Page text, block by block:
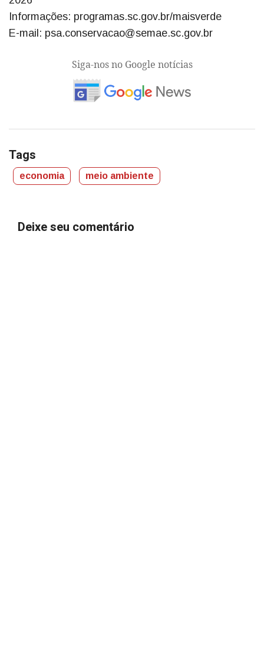
Informações: programas.sc.gov.br/maisverde
E-mail: psa.conservacao@semae.sc.gov.br
Siga-nos no Google notícias
Tags
economia meio ambiente
Deixe seu comentário